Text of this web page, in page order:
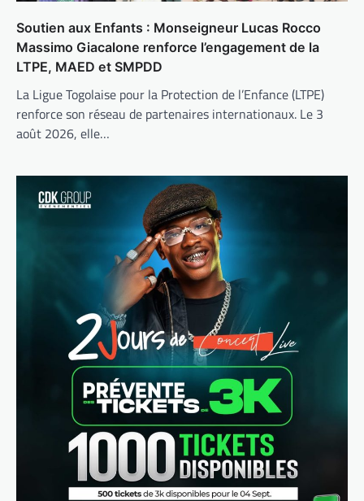
Soutien aux Enfants : Monseigneur Lucas Rocco
Massimo Giacalone renforce l’engagement de la
LTPE, MAED et SMPDD
La Ligue Togolaise pour la Protection de l’Enfance (LTPE)
renforce son réseau de partenaires internationaux. Le 3
août 2026, elle…